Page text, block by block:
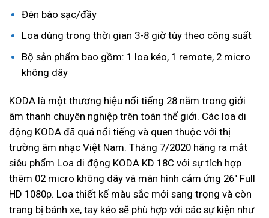
Đèn báo sạc/đầy
Loa dùng trong thời gian 3-8 giờ tùy theo công suất
Bộ sản phẩm bao gồm: 1 loa kéo, 1 remote, 2 micro
không dây
KODA là một thương hiệu nổi tiếng 28 năm trong giới
âm thanh chuyên nghiệp trên toàn thế giới. Các loa di
động KODA đã quá nổi tiếng và quen thuộc với thị
trường âm nhạc Việt Nam. Tháng 7/2020 hãng ra mắt
siêu phẩm Loa di động KODA KD 18C với sự tích hợp
thêm 02 micro không dây và màn hình cảm ứng 26″ Full
HD 1080p. Loa thiết kế màu sắc mới sang trọng và còn
trang bị bánh xe, tay kéo sẽ phù hợp với các sự kiện như